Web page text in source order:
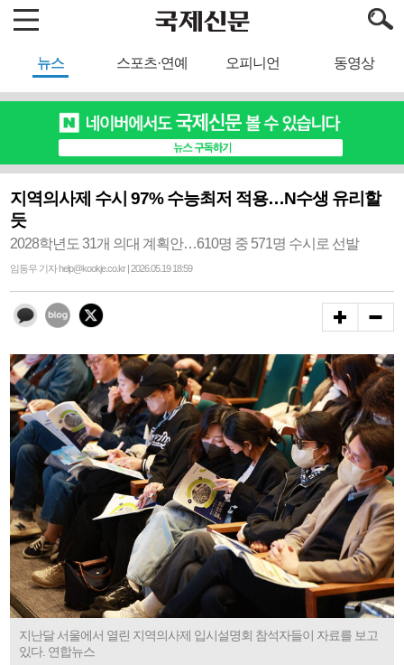
뉴스 스포츠·연예 오피니언 동영상
지역의사제 수시 97% 수능최저 적용…N수생 유리할
듯
2028학년도 31개 의대 계획안…610명 중 571명 수시로 선발
임동우 기자 help@kookje.co.kr | 2026.05.19 18:59
지난달 서울에서 열린 지역의사제 입시설명회 참석자들이 자료를 보고
있다. 연합뉴스